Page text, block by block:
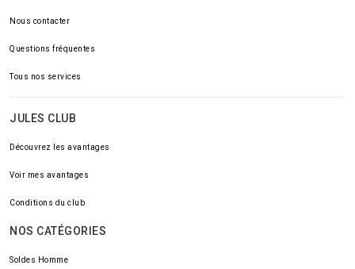
Nous contacter
Questions fréquentes
Tous nos services
JULES CLUB
Découvrez les avantages
Voir mes avantages
Conditions du club
NOS CATÉGORIES
Soldes Homme